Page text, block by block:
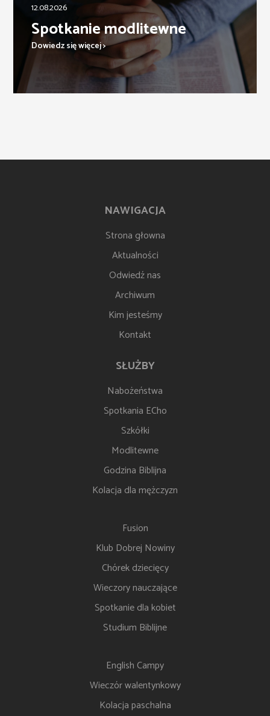
12.08.2026
Spotkanie modlitewne
Dowiedz się więcej >
NAWIGACJA
Strona głowna
Aktualności
Odwiedź nas
Archiwum
Kim jesteśmy
Kontakt
SŁUŻBY
Nabożeństwa
Spotkania ECho
Szkółki
Modlitewne
Godzina Biblijna
Kolacja dla mężczyzn
Fusion
Klub Dobrej Nowiny
Chórek dziecięcy
Wieczory nauczające
Spotkanie dla kobiet
Studium Biblijne
English Campy
Wieczór walentynkowy
Kolacja paschalna